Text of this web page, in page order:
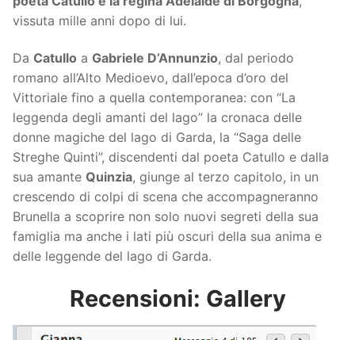
vissuta mille anni dopo di lui.
Da Catullo a Gabriele D’Annunzio, dal periodo
romano all’Alto Medioevo, dall’epoca d’oro del
Vittoriale fino a quella contemporanea: con “La
leggenda degli amanti del lago” la cronaca delle
donne magiche del lago di Garda, la “Saga delle
Streghe Quinti”, discendenti dal poeta Catullo e dalla
sua amante Quinzia, giunge al terzo capitolo, in un
crescendo di colpi di scena che accompagneranno
Brunella a scoprire non solo nuovi segreti della sua
famiglia ma anche i lati più oscuri della sua anima e
delle leggende del lago di Garda.
Recensioni: Gallery